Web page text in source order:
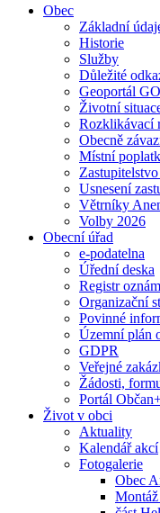
Obec
Základní
Historie
Služby
Důležité
Geoportál
Životní
Rozklikávací
Obecně
Místní
Usnesení
Větrníky
Volby 2026
Obecní úřad
e-podatelna
Úřední deska
Registr
Organizační
Povinné
Územní plán
GDPR
Veřejné
Žádosti,
Portál
Život v obci
Aktuality
Kalendář akcí
Fotogalerie
Obec